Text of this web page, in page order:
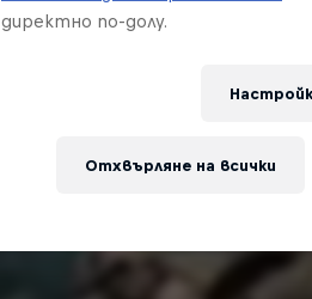
директно по-долу.
Отхвърляне на всички